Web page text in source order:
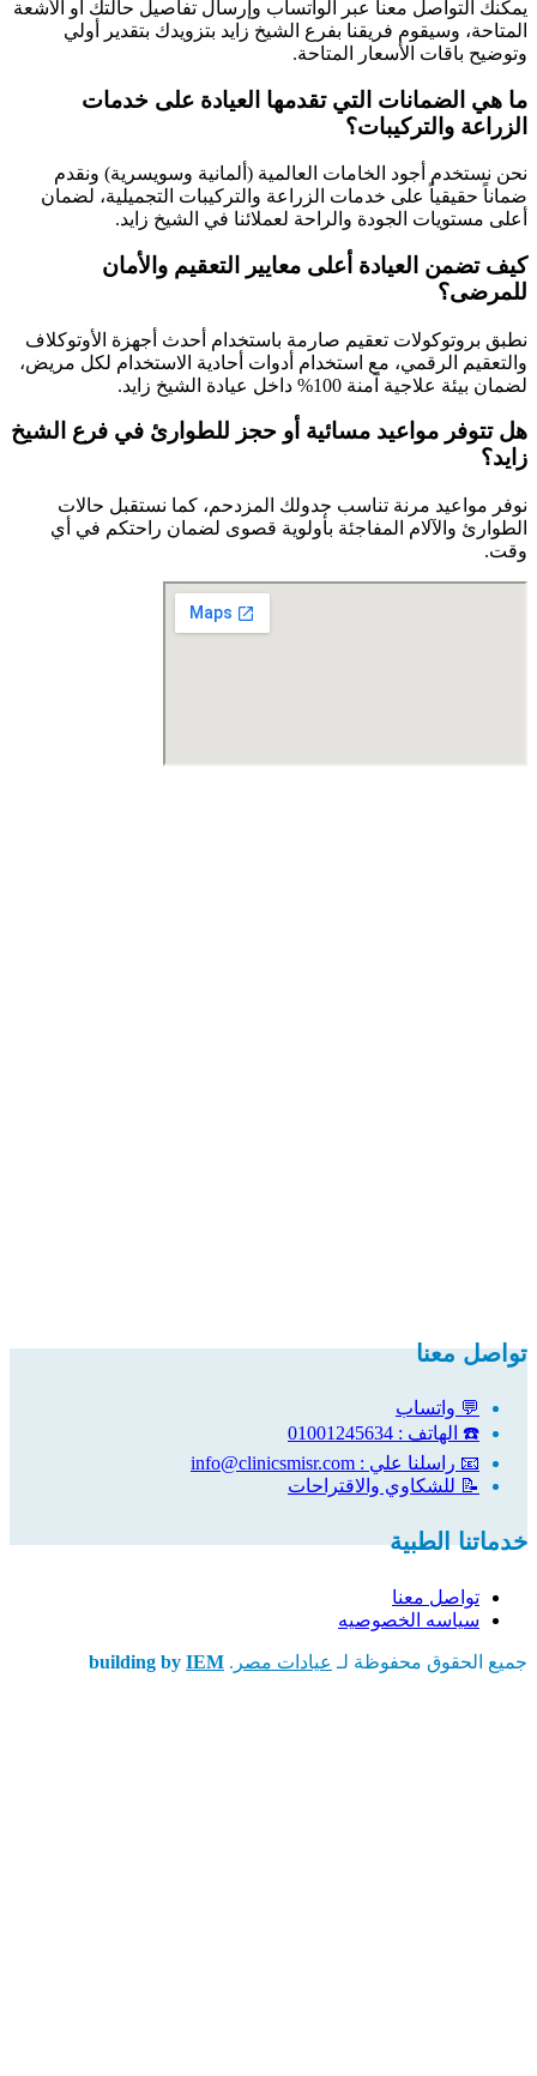
يمكنك التواصل معنا عبر الواتساب وإرسال تفاصيل حالتك أو الأشعة
المتاحة، وسيقوم فريقنا بفرع الشيخ زايد بتزويدك بتقدير أولي
وتوضيح باقات الأسعار المتاحة.
ما هي الضمانات التي تقدمها العيادة على خدمات
الزراعة والتركيبات؟
نحن نستخدم أجود الخامات العالمية (ألمانية وسويسرية) ونقدم
ضماناً حقيقياً على خدمات الزراعة والتركيبات التجميلية، لضمان
أعلى مستويات الجودة والراحة لعملائنا في الشيخ زايد.
كيف تضمن العيادة أعلى معايير التعقيم والأمان
للمرضى؟
نطبق بروتوكولات تعقيم صارمة باستخدام أحدث أجهزة الأوتوكلاف
والتعقيم الرقمي، مع استخدام أدوات أحادية الاستخدام لكل مريض،
لضمان بيئة علاجية آمنة 100% داخل عيادة الشيخ زايد.
هل تتوفر مواعيد مسائية أو حجز للطوارئ في فرع الشيخ
زايد؟
نوفر مواعيد مرنة تناسب جدولك المزدحم، كما نستقبل حالات
الطوارئ والآلام المفاجئة بأولوية قصوى لضمان راحتكم في أي
وقت.
تواصل معنا
💬 واتساب
☎️ الهاتف : 01001245634
📧 راسلنا علي : info@clinicsmisr.com
📝 للشكاوي والاقتراحات
خدماتنا الطبية
تواصل معنا
سياسه الخصوصيه
جميع الحقوق محفوظة لـ عيادات مصر .
building by IEM